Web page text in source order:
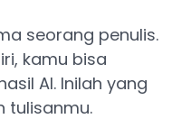
seorang penulis.
kamu bisa
AI. Inilah yang
tulisanmu.